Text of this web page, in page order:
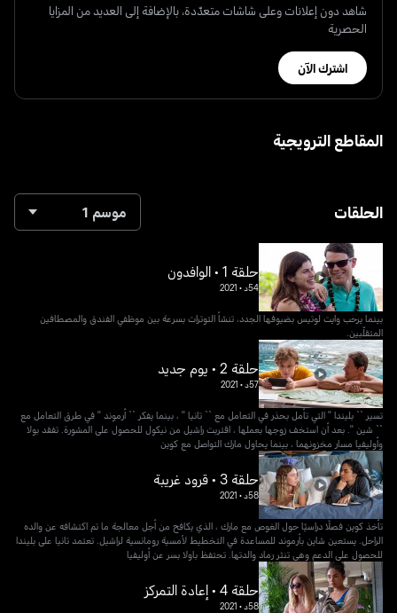
شاهد دون إعلانات وعلى شاشات متعدّدة، بالإضافة إلى العديد من المزايا
الحصرية
اشترك الآن
المقاطع الترويجية
الحلقات موسم 1
حلقة 1 • الوافدون
54د •
2021
بينما يرحب وايت لوتيس بضيوفها الجدد، تنشأ التوترات بسرعة بين موظفي الفندق والمصطافين
المتقلّبين.
حلقة 2 • يوم جديد
57د •
2021
تسير `` بليندا '' التي تأمل بحذر في التعامل مع `` تانيا '' ، بينما يفكر `` أرموند '' في طرق التعامل مع
`` شين ''. بعد أن استخف زوجها بعملها ، اقتربت راشيل من نيكول للحصول على المشورة. تفقد بولا
وأوليفيا مسار مخزونهما ، بينما يحاول مارك التواصل مع كوين
حلقة 3 • قرود غريبة
58د •
2021
تأخذ كوين فصلًا دراسيًا حول الغوص مع مارك ، الذي يكافح من أجل معالجة ما تم اكتشافه عن والده
الراحل. يستعين شاين بأرموند للمساعدة في التخطيط لأمسية رومانسية لراشيل. تعتمد تانيا على بليندا
للحصول على الدعم وهي تنثر رماد والدتها. تحتفظ باولا بسر عن أوليفيا
حلقة 4 • إعادة التمركز
58د •
2021